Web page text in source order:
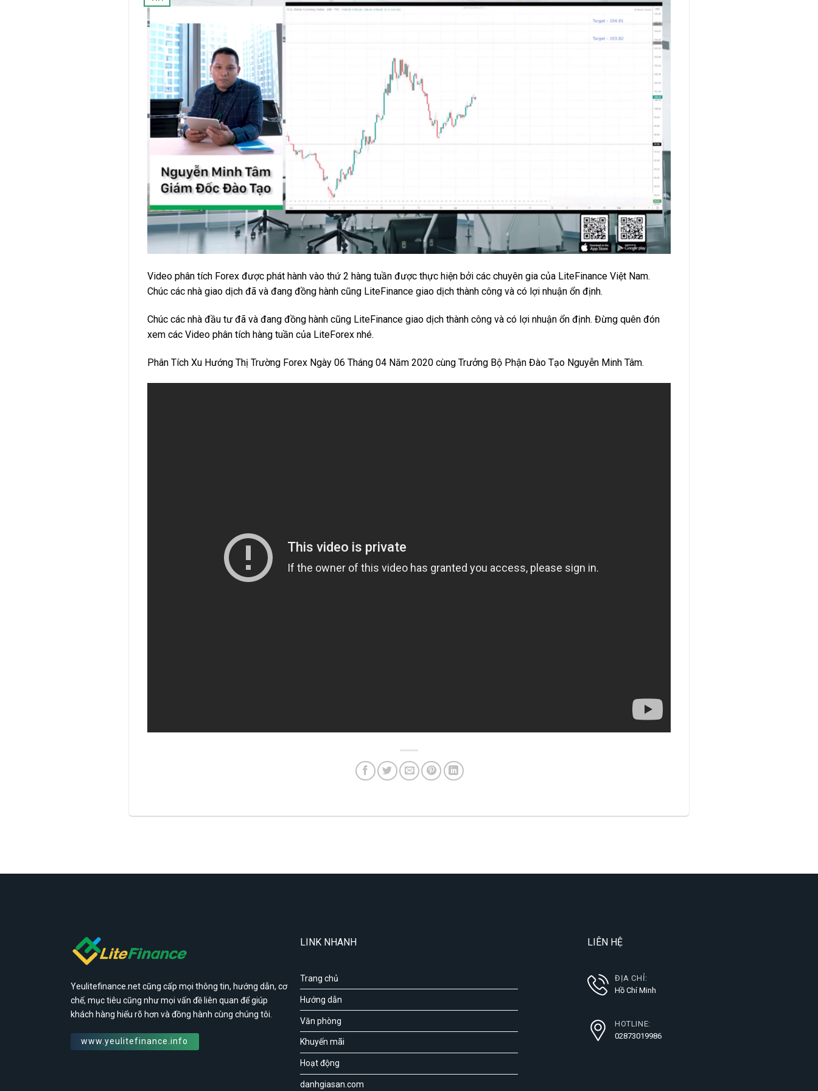
Video phân tích Forex được phát hành vào thứ 2 hàng tuần được thực hiện bởi các chuyên gia của LiteFinance Việt Nam.
Chúc các nhà giao dịch đã và đang đồng hành cũng LiteFinance giao dịch thành công và có lợi nhuận ổn định.
Chúc các nhà đầu tư đã và đang đồng hành cũng LiteFinance giao dịch thành công và có lợi nhuận ổn định. Đừng quên đón
xem các Video phân tích hàng tuần của LiteForex nhé.
Phân Tích Xu Hướng Thị Trường Forex Ngày 06 Tháng 04 Năm 2020 cùng Trưởng Bộ Phận Đào Tạo Nguyễn Minh Tâm.
Yeulitefinance.net cũng cấp mọi thông tin, hướng dẫn, cơ
chế, mục tiêu cũng như mọi vấn đề liên quan để giúp
khách hàng hiểu rõ hơn và đồng hành cùng chúng tôi.
www.yeulitefinance.info
LINK NHANH
Trang chủ
Hướng dẫn
Văn phòng
Khuyến mãi
Hoạt động
danhgiasan.com
LIÊN HỆ
ĐỊA CHỈ:
Hồ Chí Minh
HOTLINE:
02873019986